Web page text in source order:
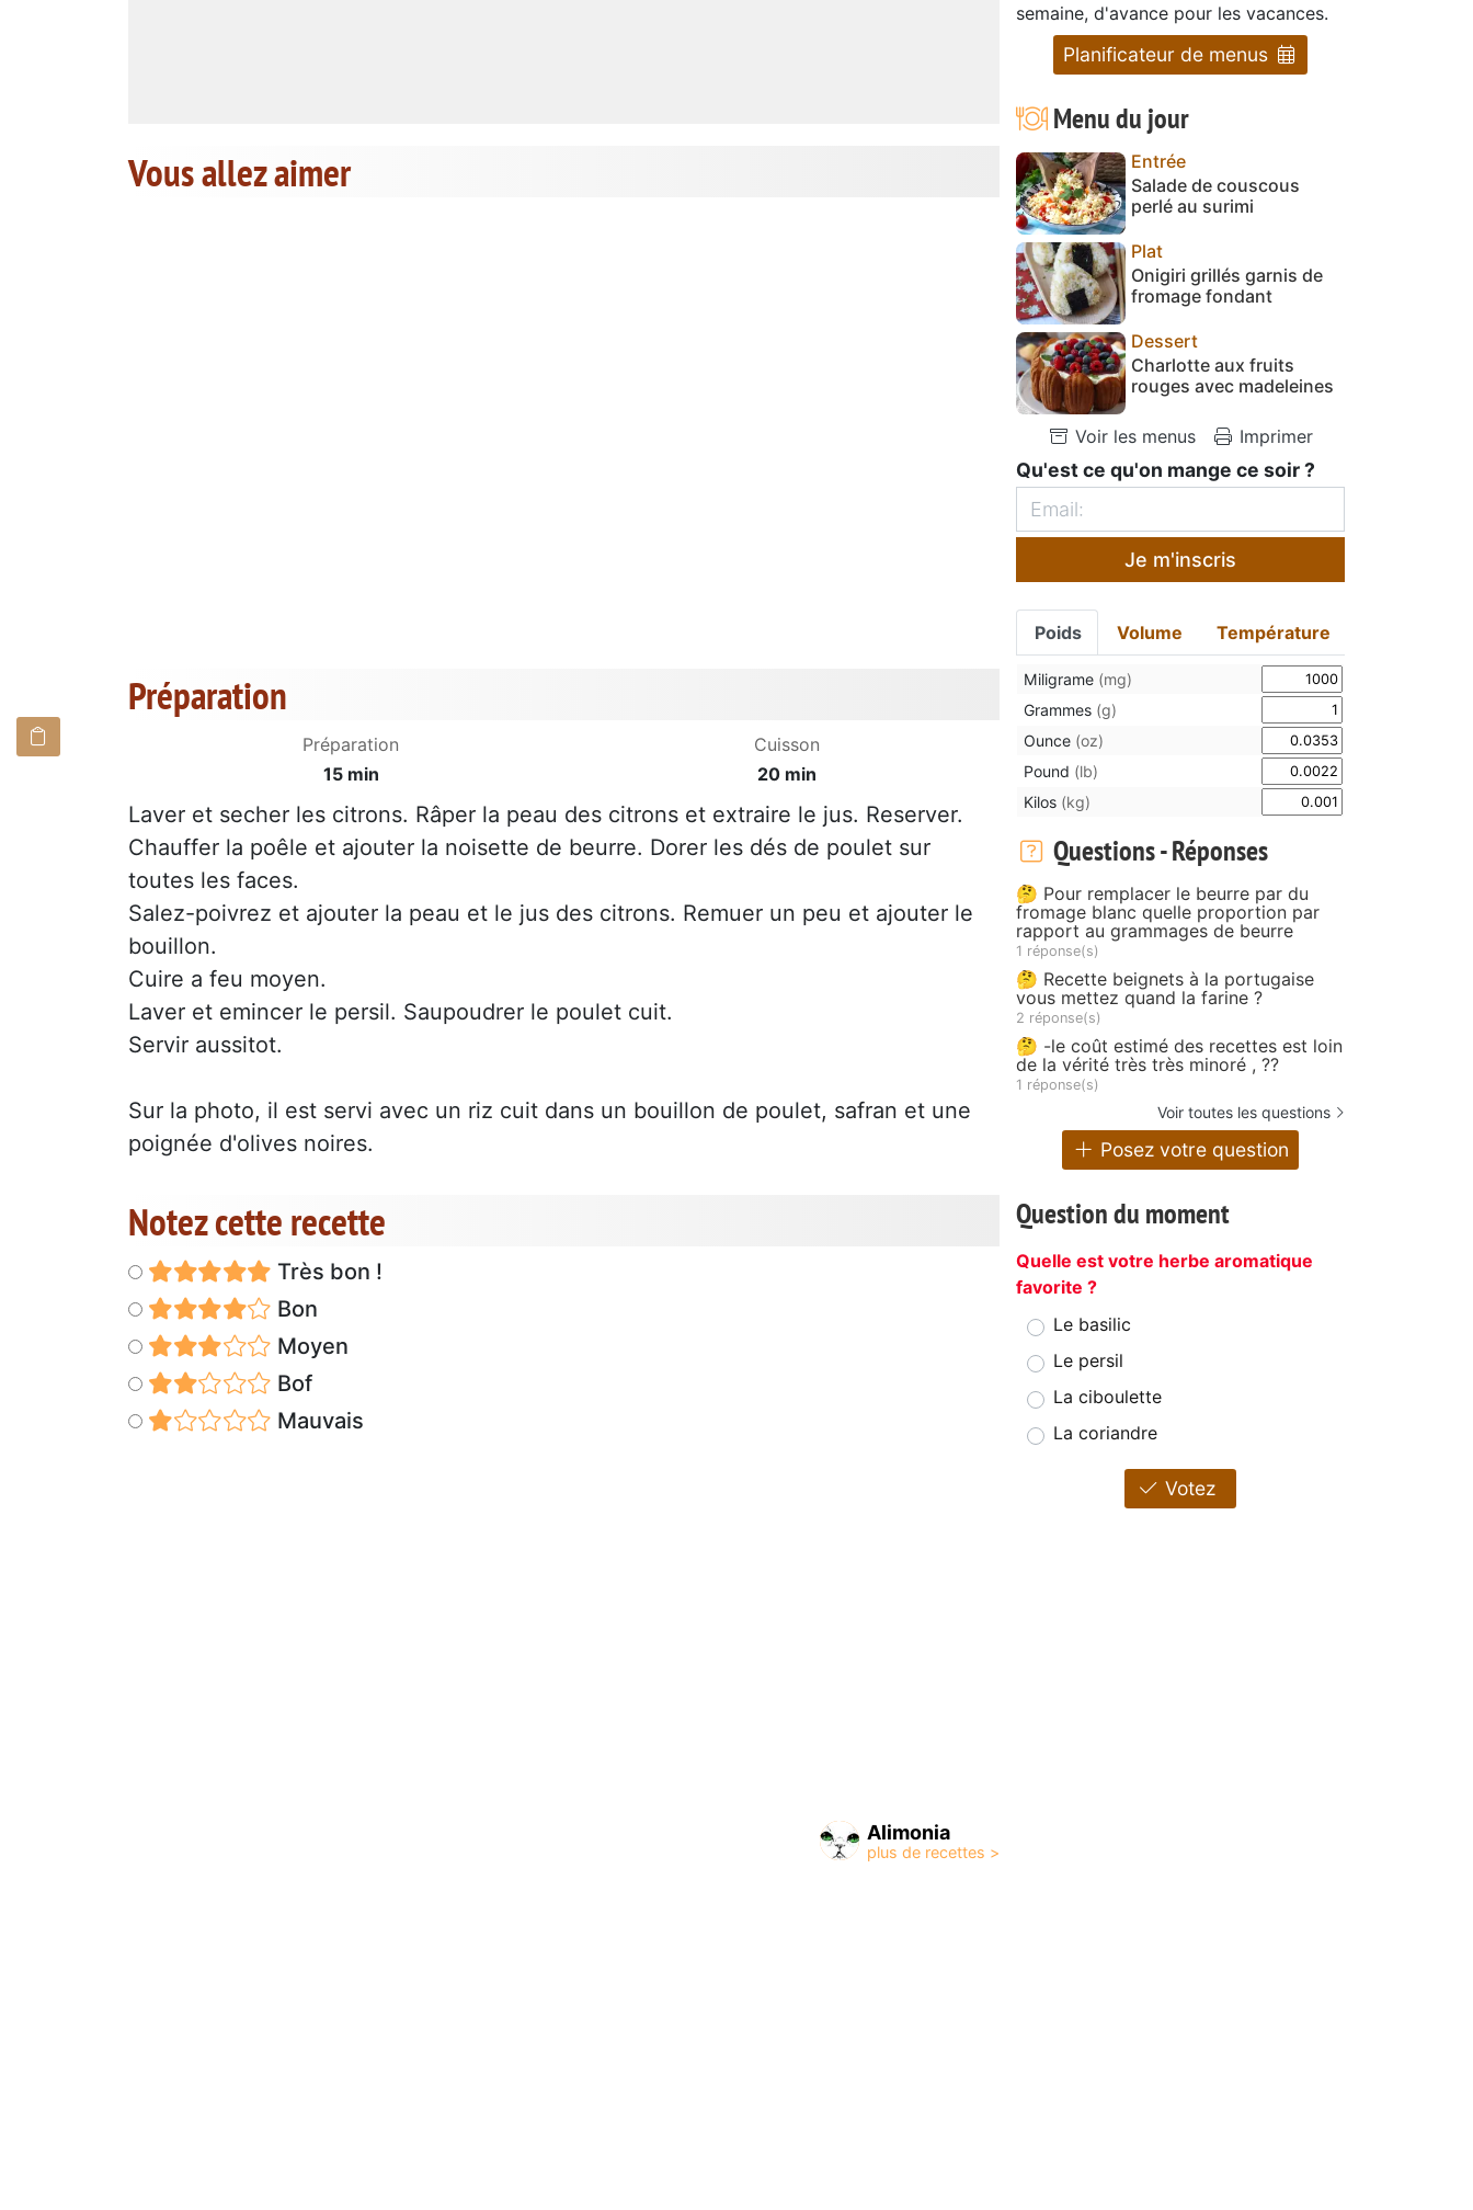
Vous allez aimer
Préparation
Préparation
15 min
Cuisson
20 min
Laver et secher les citrons. Râper la peau des citrons et extraire le jus. Reserver.
Chauffer la poêle et ajouter la noisette de beurre. Dorer les dés de poulet sur
toutes les faces.
Salez-poivrez et ajouter la peau et le jus des citrons. Remuer un peu et ajouter le
bouillon.
Cuire a feu moyen.
Laver et emincer le persil. Saupoudrer le poulet cuit.
Servir aussitot.
Sur la photo, il est servi avec un riz cuit dans un bouillon de poulet, safran et une
poignée d'olives noires.
Notez cette recette
Très bon !
Bon
Moyen
Bof
Mauvais
Alimonia
semaine, d'avance pour les vacances.
Planificateur de menus
Menu du jour
Entrée
Salade de couscous
perlé au surimi
Plat
Onigiri grillés garnis de
fromage fondant
Dessert
Charlotte aux fruits
rouges avec madeleines
Voir les menus Imprimer
Qu'est ce qu'on mange ce soir ?
Je m'inscris
Poids Volume Température
Miligrame (mg)
Grammes (g)
Ounce (oz)
Pound (lb)
Kilos (kg)
Questions - Réponses
🤔 Pour remplacer le beurre par du
fromage blanc quelle proportion par
rapport au grammages de beurre
1 réponse(s)
🤔 Recette beignets à la portugaise
vous mettez quand la farine ?
2 réponse(s)
🤔 -le coût estimé des recettes est loin
de la vérité très très minoré , ??
1 réponse(s)
Voir toutes les questions
Posez votre question
Question du moment
Quelle est votre herbe aromatique
favorite ?
Le basilic
Le persil
La ciboulette
La coriandre
Votez